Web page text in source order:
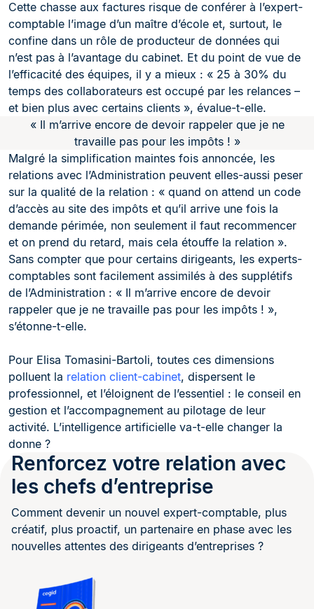
Cette chasse aux factures risque de conférer à l’expert-
comptable l’image d’un maître d’école et, surtout, le
confine dans un rôle de producteur de données qui
n’est pas à l’avantage du cabinet. Et du point de vue de
l’efficacité des équipes, il y a mieux : « 25 à 30% du
temps des collaborateurs est occupé par les relances –
et bien plus avec certains clients », évalue-t-elle.
« Il m’arrive encore de devoir rappeler que je ne
travaille pas pour les impôts ! »
Malgré la simplification maintes fois annoncée, les
relations avec l’Administration peuvent elles-aussi peser
sur la qualité de la relation : « quand on attend un code
d’accès au site des impôts et qu’il arrive une fois la
demande périmée, non seulement il faut recommencer
et on prend du retard, mais cela étouffe la relation ».
Sans compter que pour certains dirigeants, les experts-
comptables sont facilement assimilés à des supplétifs
de l’Administration : « Il m’arrive encore de devoir
rappeler que je ne travaille pas pour les impôts ! »,
s’étonne-t-elle.
Pour Elisa Tomasini-Bartoli, toutes ces dimensions
polluent la relation client-cabinet, dispersent le
professionnel, et l’éloignent de l’essentiel : le conseil en
gestion et l’accompagnement au pilotage de leur
activité. L’intelligence artificielle va-t-elle changer la
donne ?
Renforcez votre relation avec
les chefs d’entreprise
Comment devenir un nouvel expert-comptable, plus
créatif, plus proactif, un partenaire en phase avec les
nouvelles attentes des dirigeants d’entreprises ?